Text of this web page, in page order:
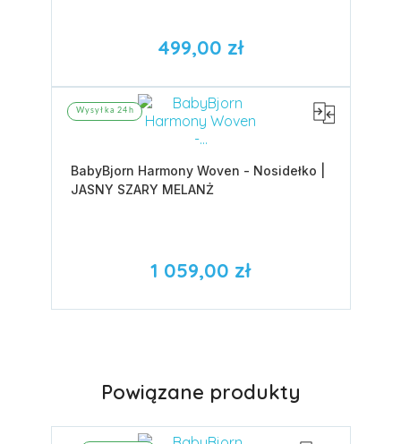
Powiązane produkty
499,00 zł
Wysyłka 24h
BabyBjorn Harmony Woven - Nosidełko |
JASNY SZARY MELANŻ
1 059,00 zł